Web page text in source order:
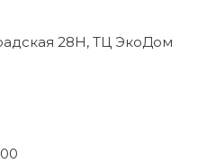
28Н, ТЦ ЭкоДом